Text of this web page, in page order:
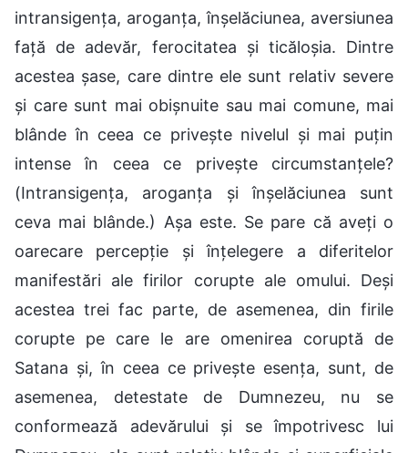
intransigența, aroganța, înșelăciunea, aversiunea
față de adevăr, ferocitatea și ticăloșia. Dintre
acestea șase, care dintre ele sunt relativ severe
și care sunt mai obișnuite sau mai comune, mai
blânde în ceea ce privește nivelul și mai puțin
intense în ceea ce privește circumstanțele?
(Intransigența, aroganța și înșelăciunea sunt
ceva mai blânde.) Așa este. Se pare că aveți o
oarecare percepție și înțelegere a diferitelor
manifestări ale firilor corupte ale omului. Deși
acestea trei fac parte, de asemenea, din firile
corupte pe care le are omenirea coruptă de
Satana și, în ceea ce privește esența, sunt, de
asemenea, detestate de Dumnezeu, nu se
conformează adevărului și se împotrivesc lui